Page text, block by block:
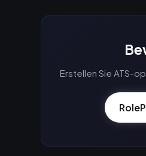
Erstellen Sie ATS-